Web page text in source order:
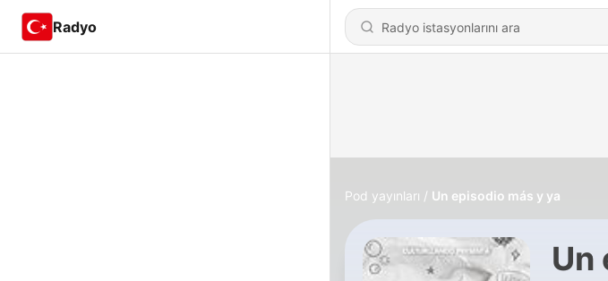
Radyo
Pod yayınları Un episodio más y ya
Un